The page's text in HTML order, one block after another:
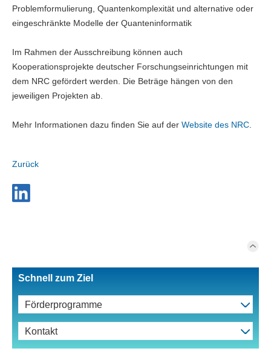
Problemformulierung, Quantenkomplexität und alternative oder
eingeschränkte Modelle der Quanteninformatik
Im Rahmen der Ausschreibung können auch
Kooperationsprojekte deutscher Forschungseinrichtungen mit
dem NRC gefördert werden. Die Beträge hängen von den
jeweiligen Projekten ab.
Mehr Informationen dazu finden Sie auf der Website des NRC.
Zurück
Schnell zum Ziel
Förderprogramme
Kontakt